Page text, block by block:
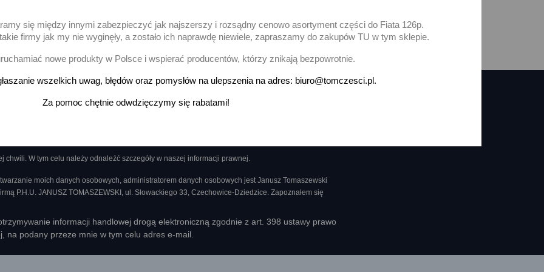
o nowościach i wyprzedażach
chwili. W tym celu należy odnaleźć szczegóły w naszej informacji prawnej.
moich danych osobowych, administratorem danych osobowych jest Janusz Tomaszewski
P.H.U. JANUSZ TOMASZEWSKI, ul. Słowackiego 33, Czechowice-Dziedzice. Zapoznałem się
informacji handlowej drogą elektroniczną zgodnie z art. 398 ustawy prawo
na podany przeze mnie w tym celu adres e-mail.
się między innymi zabezpieczyć jak najszerszy i rozsądny cenowo asortyment części do Fiata 126p.
firmy jak my nie wyginęły, a zostało ich naprawdę niewiele, zapraszamy do zakupów TU w tym sklepie.
nowe produkty w Polsce i wspierać producentów, którzy znikają bezpowrotnie.
wszelkich uwag, błędów oraz pomysłów na ulepszenia na adres: biuro@tomczesci.pl.
Za pomoc chętnie odwdzięczymy się rabatami!